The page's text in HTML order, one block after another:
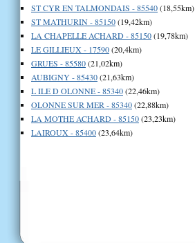
ST CYR EN TALMONDAIS - 85540(18,55km)
ST MATHURIN - 85150(19,42km)
LA CHAPELLE ACHARD - 85150(19,78km)
LE GILLIEUX - 17590(20,4km)
GRUES - 85580(21,02km)
AUBIGNY - 85430(21,63km)
L ILE D OLONNE - 85340(22,46km)
OLONNE SUR MER - 85340(22,88km)
LA MOTHE ACHARD - 85150(23,23km)
LAIROUX - 85400(23,64km)